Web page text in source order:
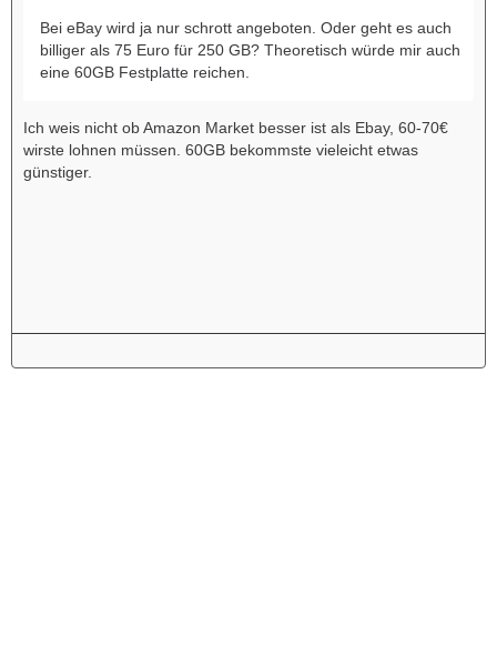
Bei eBay wird ja nur schrott angeboten. Oder geht es auch
billiger als 75 Euro für 250 GB? Theoretisch würde mir auch
eine 60GB Festplatte reichen.
Ich weis nicht ob Amazon Market besser ist als Ebay, 60-70€
wirste lohnen müssen. 60GB bekommste vieleicht etwas
günstiger.